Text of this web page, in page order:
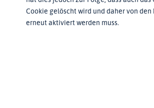
Cookie gelöscht wird und daher von den
erneut aktiviert werden muss.